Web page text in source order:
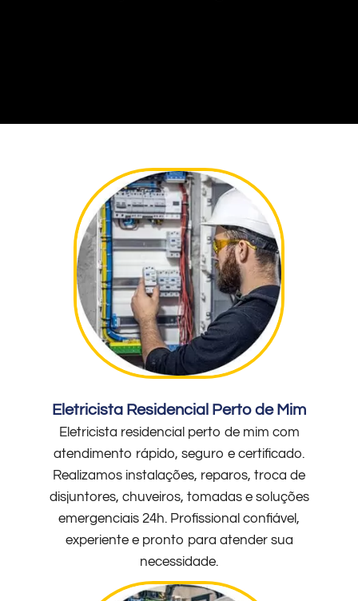
Eletricista Residencial Perto de Mim
Eletricista residencial perto de mim com
atendimento rápido, seguro e certificado.
Realizamos instalações, reparos, troca de
disjuntores, chuveiros, tomadas e soluções
emergenciais 24h. Profissional confiável,
experiente e pronto para atender sua
necessidade.